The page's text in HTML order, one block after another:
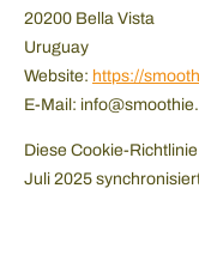
20200 Bella Vista
Uruguay
Website: https://
E-Mail: info@
Diese Cookie-
Juli 2025